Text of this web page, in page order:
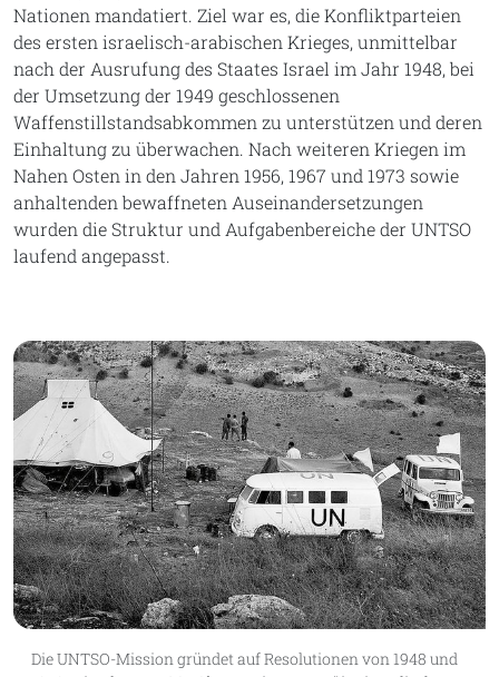
Nationen mandatiert. Ziel war es, die Konfliktparteien
des ersten israelisch-arabischen Krieges, unmittelbar
nach der Ausrufung des Staates Israel im Jahr 1948, bei
der Umsetzung der 1949 geschlossenen
Waffenstillstandsabkommen zu unterstützen und deren
Einhaltung zu überwachen. Nach weiteren Kriegen im
Nahen Osten in den Jahren 1956, 1967 und 1973 sowie
anhaltenden bewaffneten Auseinandersetzungen
wurden die Struktur und Aufgabenbereiche der UNTSO
laufend angepasst.
Die UNTSO-Mission gründet auf Resolutionen von 1948 und